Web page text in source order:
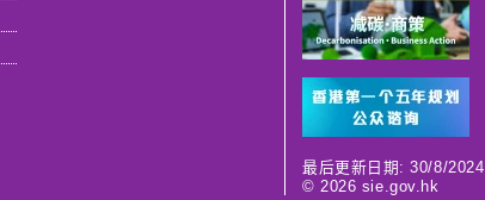
最后更新日期: 30/8/2024
©2026 sie.gov.hk